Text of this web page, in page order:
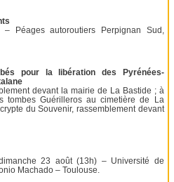
Péages autoroutiers Perpignan Sud,
pour la libération des Pyrénées-
devant la mairie de La Bastide ; à
Guérilleros au cimetière de La
du Souvenir, rassemblement devant
23 août (13h) – Université de
Machado – Toulouse.